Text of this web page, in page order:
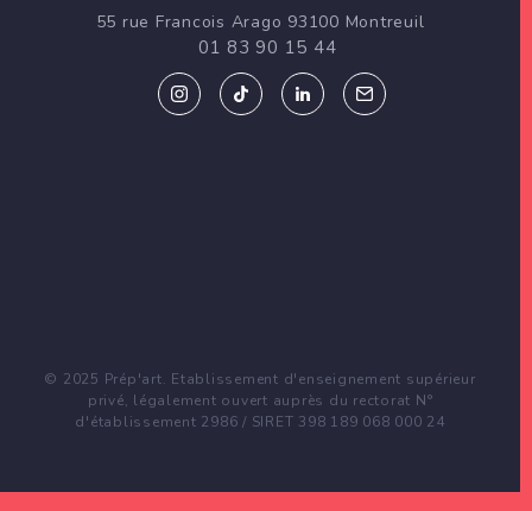
55 rue Francois Arago 93100 Montreuil
01 83 90 15 44
© 2025 Prép'art. Etablissement d'enseignement supérieur
privé, légalement ouvert auprès du rectorat N°
d'établissement 2986 / SIRET 398 189 068 000 24